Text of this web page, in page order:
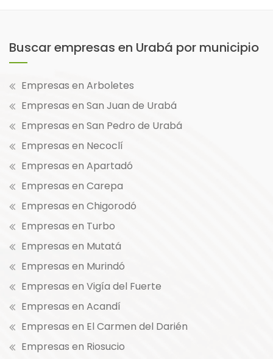
Buscar empresas en Urabá por municipio
Empresas en Arboletes
Empresas en San Juan de Urabá
Empresas en San Pedro de Urabá
Empresas en Necoclí
Empresas en Apartadó
Empresas en Carepa
Empresas en Chigorodó
Empresas en Turbo
Empresas en Mutatá
Empresas en Murindó
Empresas en Vigía del Fuerte
Empresas en Acandí
Empresas en El Carmen del Darién
Empresas en Riosucio